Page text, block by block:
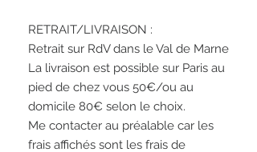
RETRAIT/LIVRAISON :
Retrait sur RdV dans le Val de Marne
La livraison est possible sur Paris au
pied de chez vous 50€/ou au
domicile 80€ selon le choix.
Me contacter au préalable car les
frais affichés sont les frais de